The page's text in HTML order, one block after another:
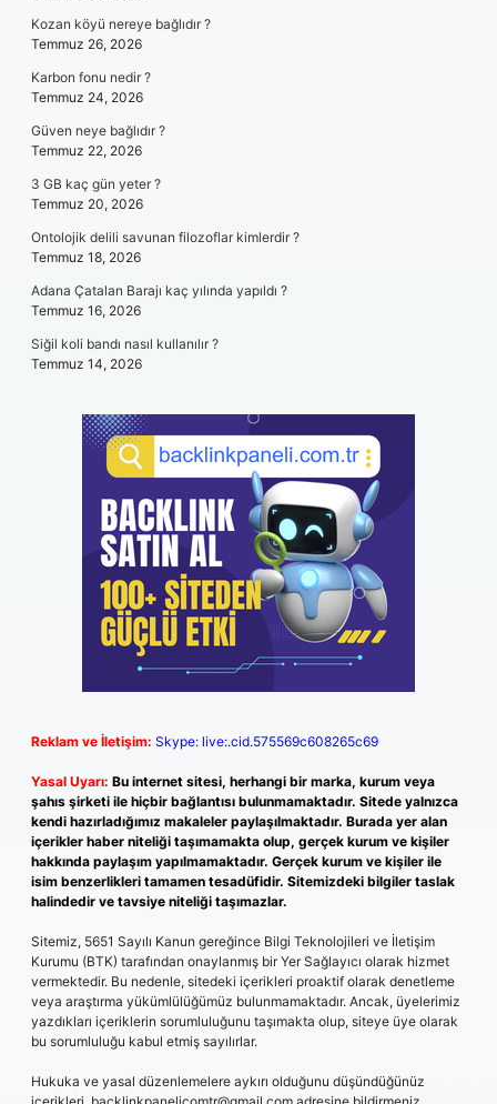
Kozan köyü nereye bağlıdır ?
Temmuz 26, 2026
Karbon fonu nedir ?
Temmuz 24, 2026
Güven neye bağlıdır ?
Temmuz 22, 2026
3 GB kaç gün yeter ?
Temmuz 20, 2026
Ontolojik delili savunan filozoflar kimlerdir ?
Temmuz 18, 2026
Adana Çatalan Barajı kaç yılında yapıldı ?
Temmuz 16, 2026
Siğil koli bandı nasıl kullanılır ?
Temmuz 14, 2026
Reklam ve İletişim: Skype: live:.cid.575569c608265c69
Yasal Uyarı: Bu internet sitesi, herhangi bir marka, kurum veya
şahıs şirketi ile hiçbir bağlantısı bulunmamaktadır. Sitede yalnızca
kendi hazırladığımız makaleler paylaşılmaktadır. Burada yer alan
içerikler haber niteliği taşımamakta olup, gerçek kurum ve kişiler
hakkında paylaşım yapılmamaktadır. Gerçek kurum ve kişiler ile
isim benzerlikleri tamamen tesadüfidir. Sitemizdeki bilgiler taslak
halindedir ve tavsiye niteliği taşımazlar.
Sitemiz, 5651 Sayılı Kanun gereğince Bilgi Teknolojileri ve İletişim
Kurumu (BTK) tarafından onaylanmış bir Yer Sağlayıcı olarak hizmet
vermektedir. Bu nedenle, sitedeki içerikleri proaktif olarak denetleme
veya araştırma yükümlülüğümüz bulunmamaktadır. Ancak, üyelerimiz
yazdıkları içeriklerin sorumluluğunu taşımakta olup, siteye üye olarak
bu sorumluluğu kabul etmiş sayılırlar.
Hukuka ve yasal düzenlemelere aykırı olduğunu düşündüğünüz